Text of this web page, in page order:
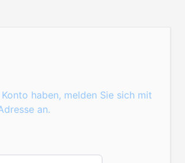
haben, melden Sie sich mit
an.